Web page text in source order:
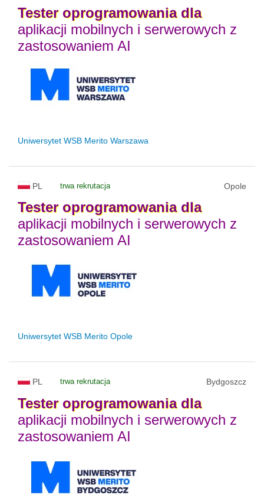
Tester oprogramowania dla
aplikacji mobilnych i serwerowych z
zastosowaniem AI
Uniwersytet WSB Merito Warszawa
PL trwa rekrutacja Opole
Tester oprogramowania dla
aplikacji mobilnych i serwerowych z
zastosowaniem AI
Uniwersytet WSB Merito Opole
PL trwa rekrutacja Bydgoszcz
Tester oprogramowania dla
aplikacji mobilnych i serwerowych z
zastosowaniem AI